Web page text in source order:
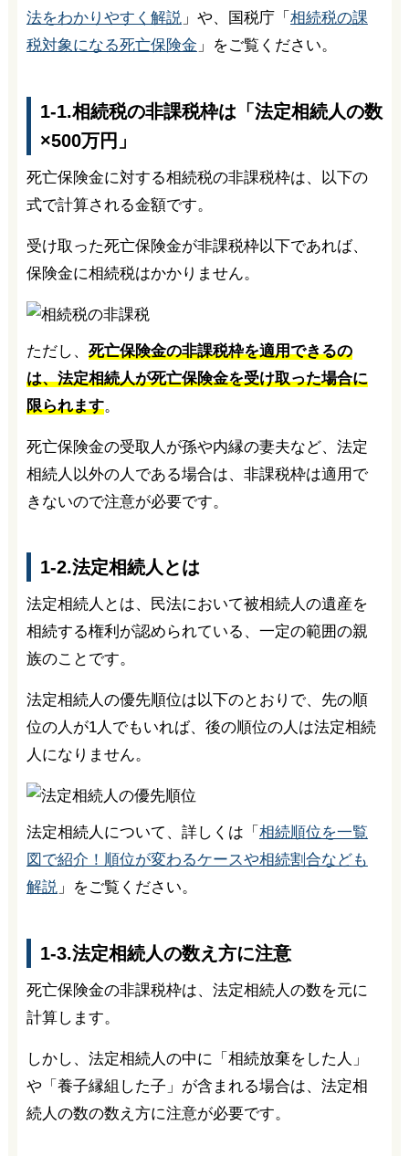
法をわかりやすく解説 」や、国税庁「 相続税の課
税対象になる死亡保険金 」をご覧ください。
1-1.相続税の非課税枠は「法定相続人の数
×500万円」
死亡保険金に対する相続税の非課税枠は、以下の
式で計算される金額です。
受け取った死亡保険金が非課税枠以下であれば、
保険金に相続税はかかりません。
ただし、 死亡保険金の非課税枠を適用できるの
は、法定相続人が死亡保険金を受け取った場合に
限られます。
死亡保険金の受取人が孫や内縁の妻夫など、法定
相続人以外の人である場合は、非課税枠は適用で
きないので注意が必要です。
1-2.法定相続人とは
法定相続人とは、民法において被相続人の遺産を
相続する権利が認められている、一定の範囲の親
族のことです。
法定相続人の優先順位は以下のとおりで、先の順
位の人が1人でもいれば、後の順位の人は法定相続
人になりません。
法定相続人について、詳しくは「 相続順位を一覧
図で紹介！順位が変わるケースや相続割合なども
解説」をご覧ください。
1-3.法定相続人の数え方に注意
死亡保険金の非課税枠は、法定相続人の数を元に
計算します。
しかし、法定相続人の中に「相続放棄をした人」
や「養子縁組した子」が含まれる場合は、法定相
続人の数の数え方に注意が必要です。